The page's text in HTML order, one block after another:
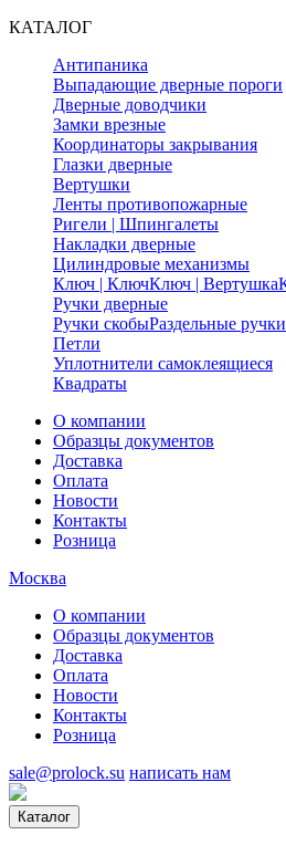
КАТАЛОГ
Антипаника
Выпадающие дверные пороги
Дверные доводчики
Замки врезные
Координаторы закрывания
Глазки дверные
Вертушки
Ленты противопожарные
Ригели | Шпингалеты
Накладки дверные
Цилиндровые механизмы
Ключ | КлючКлюч | Вертушка
Ручки дверные
Ручки скобыРаздельные ручки
Петли
Уплотнители самоклеящиеся
Квадраты
О компании
Образцы документов
Доставка
Оплата
Новости
Контакты
Розница
Москва
О компании
Образцы документов
Доставка
Оплата
Новости
Контакты
Розница
sale@prolock.su написать нам
Каталог